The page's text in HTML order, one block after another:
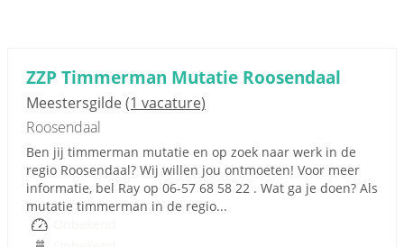
ZZP Timmerman Mutatie Roosendaal
Meestersgilde(1 vacature)
Roosendaal
Ben jij timmerman mutatie en op zoek naar werk in de
regio Roosendaal? Wij willen jou ontmoeten! Voor meer
informatie, bel Ray op 06-57 68 58 22 . Wat ga je doen? Als
mutatie timmerman in de regio...